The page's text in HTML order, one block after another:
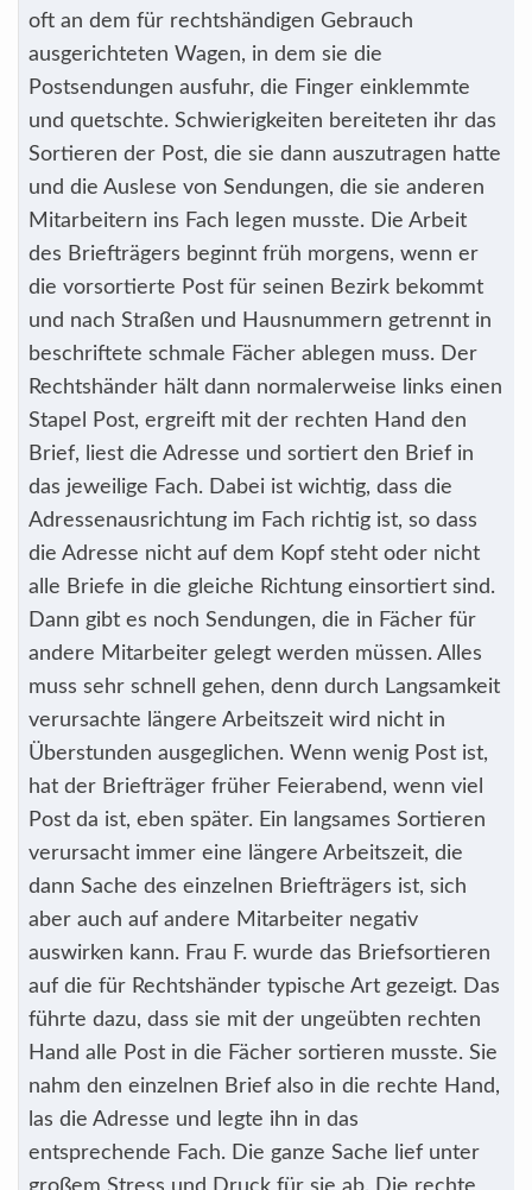
oft an dem für rechtshändigen Gebrauch
ausgerichteten Wagen, in dem sie die
Postsendungen ausfuhr, die Finger einklemmte
und quetschte. Schwierigkeiten bereiteten ihr das
Sortieren der Post, die sie dann auszutragen hatte
und die Auslese von Sendungen, die sie anderen
Mitarbeitern ins Fach legen musste. Die Arbeit
des Briefträgers beginnt früh morgens, wenn er
die vorsortierte Post für seinen Bezirk bekommt
und nach Straßen und Hausnummern getrennt in
beschriftete schmale Fächer ablegen muss. Der
Rechtshänder hält dann normalerweise links einen
Stapel Post, ergreift mit der rechten Hand den
Brief, liest die Adresse und sortiert den Brief in
das jeweilige Fach. Dabei ist wichtig, dass die
Adressenausrichtung im Fach richtig ist, so dass
die Adresse nicht auf dem Kopf steht oder nicht
alle Briefe in die gleiche Richtung einsortiert sind.
Dann gibt es noch Sendungen, die in Fächer für
andere Mitarbeiter gelegt werden müssen. Alles
muss sehr schnell gehen, denn durch Langsamkeit
verursachte längere Arbeitszeit wird nicht in
Überstunden ausgeglichen. Wenn wenig Post ist,
hat der Briefträger früher Feierabend, wenn viel
Post da ist, eben später. Ein langsames Sortieren
verursacht immer eine längere Arbeitszeit, die
dann Sache des einzelnen Briefträgers ist, sich
aber auch auf andere Mitarbeiter negativ
auswirken kann. Frau F. wurde das Briefsortieren
auf die für Rechtshänder typische Art gezeigt. Das
führte dazu, dass sie mit der ungeübten rechten
Hand alle Post in die Fächer sortieren musste. Sie
nahm den einzelnen Brief also in die rechte Hand,
las die Adresse und legte ihn in das
entsprechende Fach. Die ganze Sache lief unter